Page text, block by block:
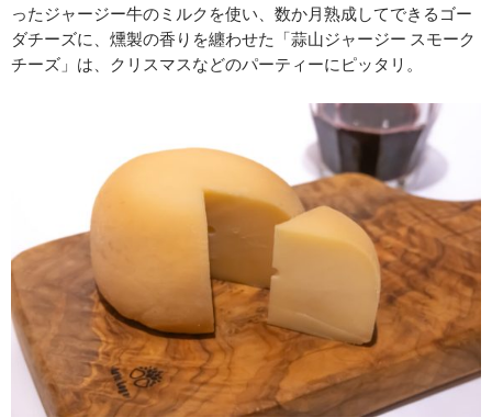
ったジャージー牛のミルクを使い、数か月熟成してできるゴー
ダチーズに、燻製の香りを纏わせた「蒜山ジャージー スモーク
チーズ」は、クリスマスなどのパーティーにピッタリ。